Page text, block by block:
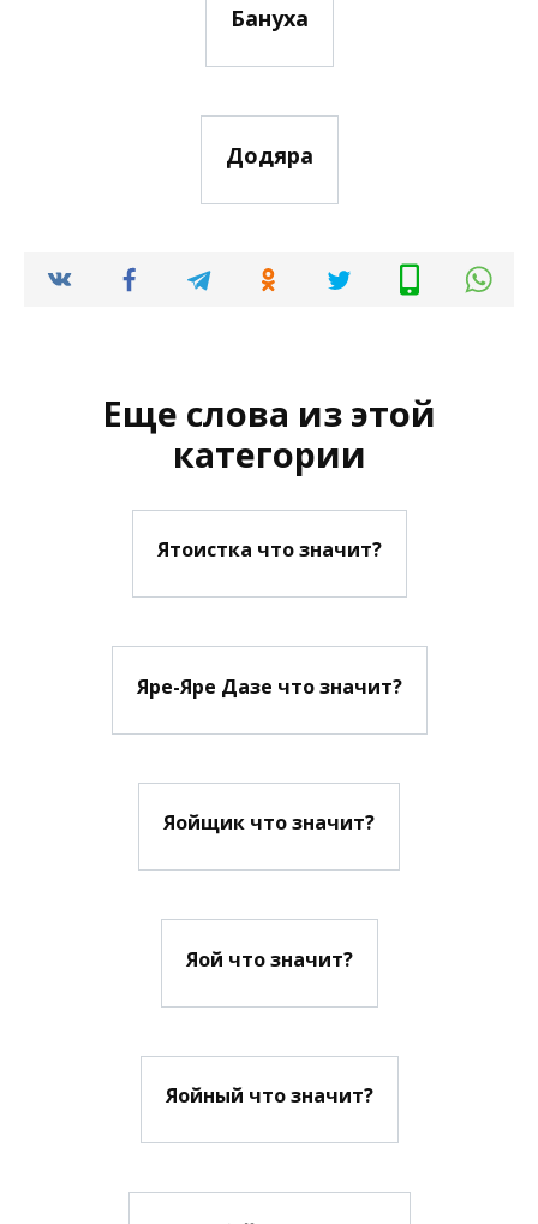
Бануха
Додяра
Еще слова из этой
категории
Ятоистка что значит?
Яре-Яре Дазе что значит?
Яойщик что значит?
Яой что значит?
Яойный что значит?